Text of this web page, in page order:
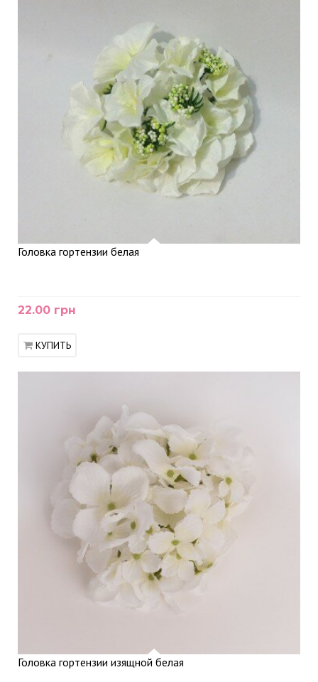
Головка гортензии белая
22.00 грн
КУПИТЬ
Головка гортензии изящной белая